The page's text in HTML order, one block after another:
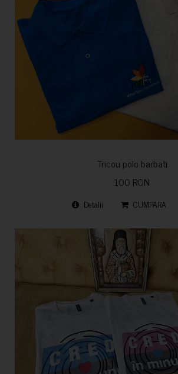
Tricou polo barbati
100 RON
Detalii CUMPARA